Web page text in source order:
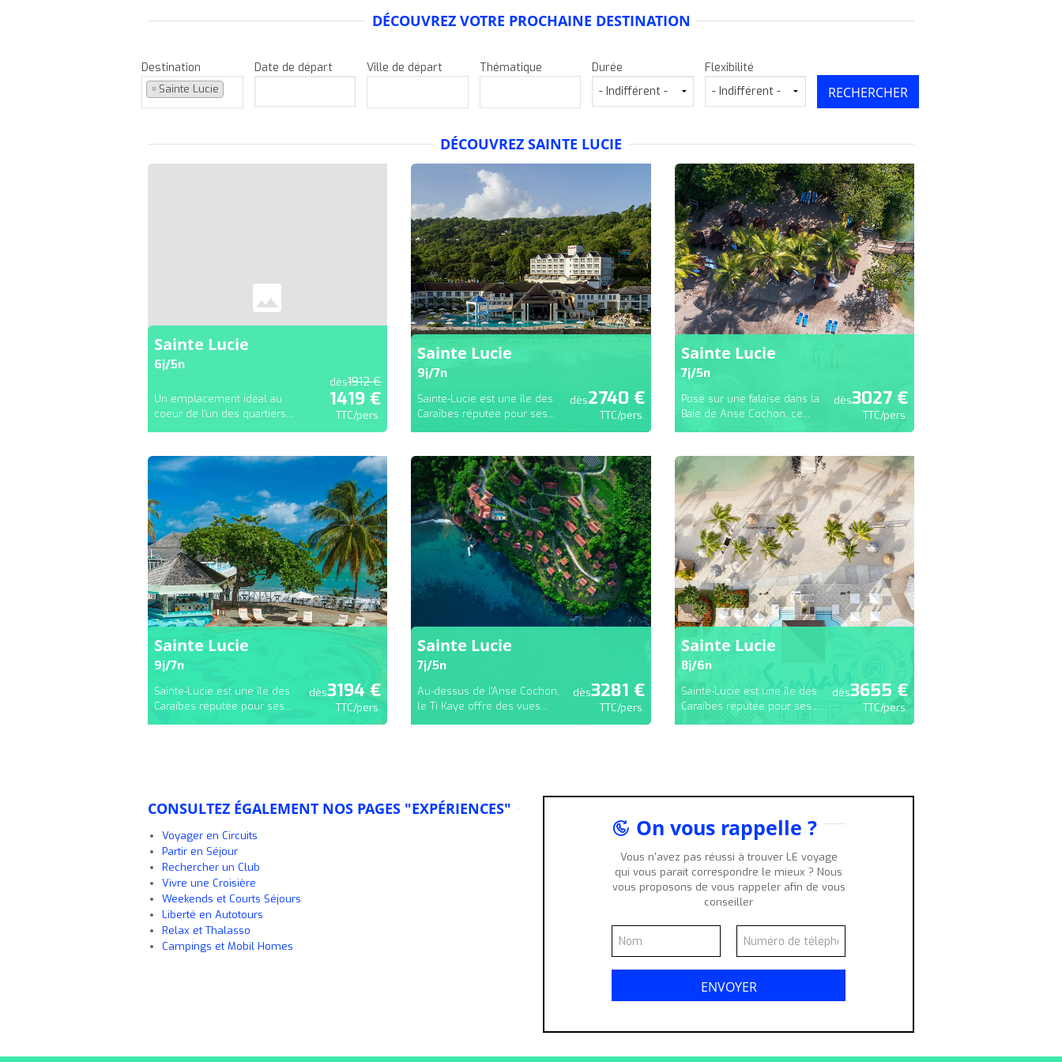
Relax et Thalasso
Camping et Mobil Homes
DÉCOUVREZ VOTRE PROCHAINE DESTINATION
Destination
× Sainte Lucie
Date de départ Ville de départ Thématique Durée Flexibilité
DÉCOUVREZ SAINTE LUCIE
Sainte Lucie
6j/5n
Un emplacement idéal au
coeur de l'un des quartiers...
dès1912€
1419 €
TTC/pers.
Sainte Lucie
9j/7n
Sainte-Lucie est une île des
Caraïbes réputée pour ses...
dès2740 €
TTC/pers.
Sainte Lucie
7j/5n
Posé sur une falaise dans la
Baie de Anse Cochon, ce...
dès3027€
TTC/pers.
Sainte Lucie
9j/7n
Sainte-Lucie est une île des
Caraïbes réputée pour ses...
dès3194 €
TTC/pers.
Sainte Lucie
7j/5n
Au-dessus de l'Anse Cochon,
le Ti Kaye offre des vues...
dès3281 €
TTC/pers.
Sainte Lucie
8j/6n
Sainte-Lucie est une île des
Caraïbes réputée pour ses...
dès3655 €
TTC/pers.
CONSULTEZ ÉGALEMENT NOS PAGES "EXPÉRIENCES"
Voyager en Circuits
Partir en Séjour
Rechercher un Club
Vivre une Croisière
Weekends et Courts Séjours
Liberté en Autotours
Relax et Thalasso
Campings et Mobil Homes
On vous rappelle ?
Vous n'avez pas réussi à trouver LE voyage
qui vous parait correspondre le mieux ? Nous
vous proposons de vous rappeler afin de vous
conseiller